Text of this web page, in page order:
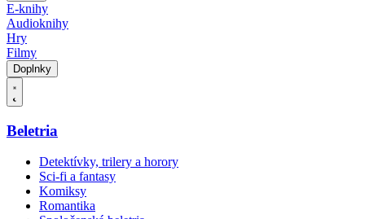
E-knihy
Audioknihy
Hry
Filmy
Doplnky
Beletria
Detektívky, trilery a horory
Sci-fi a fantasy
Komiksy
Romantika